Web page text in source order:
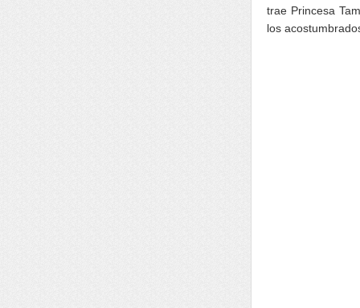
trae Princesa
los